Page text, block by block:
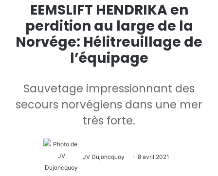
EEMSLIFT HENDRIKA en
perdition au large de la
Norvége: Hélitreuillage de
l’équipage
Sauvetage impressionnant des
secours norvégiens dans une mer
très forte.
JV Dujoncquoy 8 avril 2021